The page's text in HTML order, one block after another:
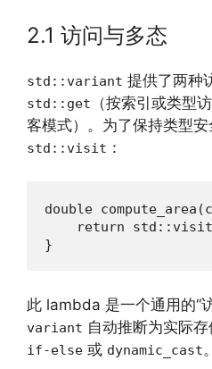
2.1 访问与多态
std::variant 提供了两种
std::get （按索引或类型
客模式）。为了保持类型
std::visit ：
double
return
}
此 lambda 是一个通用的“
variant 自动推断为实际
if-else 或 dynamic_cast。